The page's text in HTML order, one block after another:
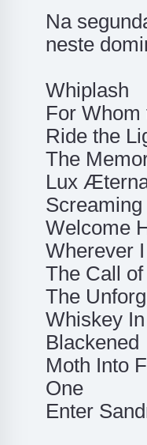
Na
neste
Whiplash
For Whom
Ride the
The
Lux
Welcome
Wherever
The Call
The
Whiskey
Blackened
Moth Into
One
Enter